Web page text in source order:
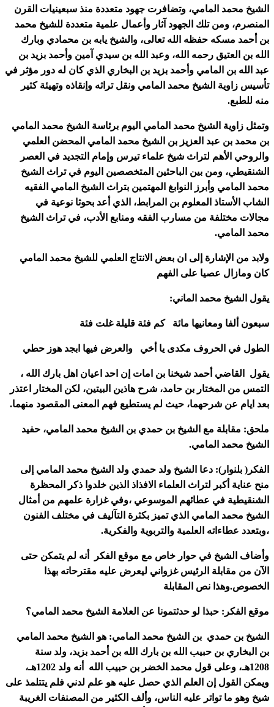
الشيخ محمد المامي، وتضافرت جهود متعددة منذ سبعينيات القرن
المنصرم، ومن تلك الجهود آثار وأعمال علمية متعددة للشيخ محمد
بن أحمد مسكه حفظه الله تعالى، والشيخ يابه بن محمادي وبارك
الله بن العتيق رحمه الله، وعبد الله بن سيدي آمين وأحمد بزيد بن
عبد الله بن المامي وأحمد بزيد بن البخاري الذي كان له دور مؤثر في
تأسيس زاوية الشيخ محمد المامي ونقل تراثه وإنقاذه وتهيئة كثير
منه للطبع.
وتمثل زاوية الشيخ محمد المامي اليوم برئاسة الشيخ محمد المامي
بن محمد بن عبد العزيز بن الشيخ محمد المامي المحضن العلمي
والروحي الأهم لتراث شيخ علماء تيرس وإمام التجديد في العصر
الشنقيطي، ومن بين الباحثين المتخصصين اليوم في تراث الشيخ
محمد المامي وأبرز النوابغ المهتمين بتراث الشيخ المامي الفقيه
الشاب الأستاذ المعلوم بن المرابط، الذي أعد بحوثا نوعية في
مجالات مختلفة من مسارب الفقه ومنابع الأدب، في تراث الشيخ
محمد المامي.
ولابد من الإشارة إلى ان بعض الانتاج العلمي للشيخ محمد المامي
كان ومازال عصيا على الفهم
يقول الشيخ محمد الماني:
سبعون ألفا ومعانيها مائة كم فئة قليلة غلت فئة
الطول في الحروف مكدى يا أخي والعرض فيها ابجد هوز حطي
يقول القاضي أحمد شيخنا بن امات إن احد اعيان اهل بارك الله ،
التمس من المختار بن حامد، شرح هاذين البيتين، لكن المختار اعتذر
بعد ايام عن شرحهما، حيث لم يستطيع فهم المعنى المقصود منهما.
ملحق: مقابلة مع الشيخ بن حمدي بن الشيخ محمد المامي، حفيد
الشيخ محمد المامي.
الفكر( بلنوار): دعا الشيخ ولد حمدي ولد الشيخ محمد المامي إلى
منح عناية أكبر لتراث العلماء الافذاذ الذين خلدوا ذكر المحظرة
الشنقيطية في عطائهم الموسوعي ،وفي غزارة علمهم من أمثال
الشيخ محمد المامي الذي تميز بكثرة التآليف في مختلف الفنون
،وبتعدد عطاءاته العلمية والتربوية والفكرية.
وأضاف الشيخ في حوار خاص مع موقع الفكر أنه لم يتمكن حتى
الآن من مقابلة الرئيس غزواني ليعرض عليه مقترحاته بهذا
الخصوص.وهذا نص المقابلة
موقع الفكر: حبذا لو حدثتمونا عن العلامة الشيخ محمد المامي؟
الشيخ بن حمدي بن الشيخ محمد المامي: هو الشيخ محمد المامي
بن البخاري بن حبيب الله بن بارك الله بن أحمد بزيد، ولد سنة
1208هـ، وعلى قول محمد الخضر بن حبيب الله أنه ولد 1202هـ،
ويمكن القول إن العلم الذي حصل عليه هو علم لدني فلم يتتلمذ على
شيخ وهو ما تواتر عليه الناس، وألف الكثير من المصنفات الغريبة